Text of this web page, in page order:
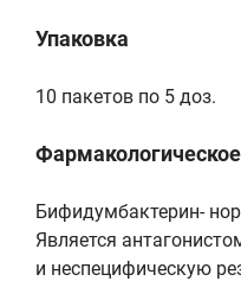
Упаковка
10 пакетов по 5 доз.
Бифидумбактерин-
Является
и неспецифическую